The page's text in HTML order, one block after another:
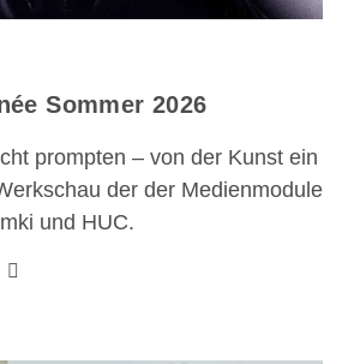
Sommer 2026
prompten – von der Kunst ein
der der Medienmodule
und HUC.